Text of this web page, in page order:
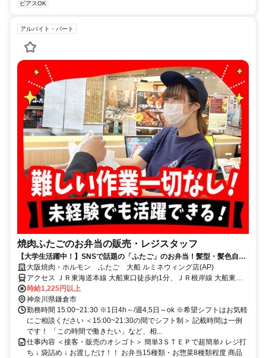
ピアスOK
アルバイト・パート
焼肉ふたごのお弁当の販売・レジスタッフ
【大学生活躍中！】SNSで話題の「ふたご」のお弁当！髪型・髪色自由
で働ける！週4,5日でシフトも収入もガッツリ可能！
大阪焼肉・ホルモン ふたご 大船 ルミネウィング店(AP)
アクセス ＪＲ東海道本線 大船東口徒歩約1分、ＪＲ根岸線 大船東口
徒歩約1分、ＪＲ横須賀線/ＪＲ湘南新宿ライン 大船東口徒歩約1分 大
船駅直結（JR東海道本線、JR湘南新宿ライン、JR横須賀線、JR根岸
線、湘南モノレール）
時給1,225円以上
神奈川県鎌倉市
勤務時間 15:00~21:30 ※1日4h～/週4,5日～ok ※希望シフトはお気軽
にご相談ください ＜15:00~21:30の間でシフト制＞ 記載時間は一例
です！ 「この時間で働きたい」など、相...
仕事内容 ＜接客・販売のオシゴト＞ 簡単3ＳＴＥＰで超簡単♪ レジ打
ち ↓ 袋詰め ↓ お渡しだけ！！ お弁当15種類・お惣菜8種類程度 商品